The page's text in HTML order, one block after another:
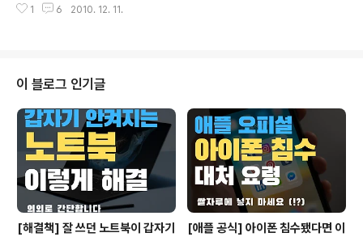
다면, 아이폰의 등장 이후 풀터치폰의 공급 확대, 키네틱 스
제지 회사였던 ^-^; 조금은 특이한 기업입니다. 심비안이라
내 진출은 사실 이번이 처음이 아닙니다. 국내 중소기업 텔
슨 전자 OEM으로 제품을 만들어 보급을 시도한 적이 있지
만 하드웨어/소프트웨어적으로 오류가 너무 많았던 탓이
손을 써보지도 못 하고 사실상 물러났습니다. 그때도 많은
사람들이 노키아에서 직접 만든 단말기를 가지고 올 것을
요구 했을 정도로 제품에 차이가 많..
1 6 2010. 12. 11.
이 블로그 인기글
[해결책] 잘 쓰던 노트북이 갑자기
[애플 공식] 아이폰 침수됐다면 이